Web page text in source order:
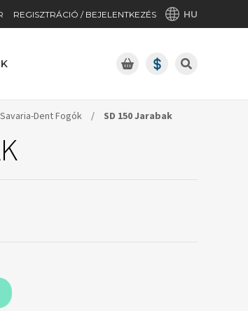
REGISZTRÁCIÓ / BEJELENTKEZÉS HU
Savaria-Dent Fogók / SD 150 Jarabak